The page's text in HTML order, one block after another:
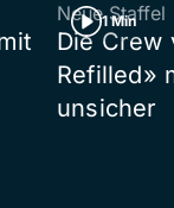
1 Min
Neue Staffel
Die Crew
Refilled»
unsicher